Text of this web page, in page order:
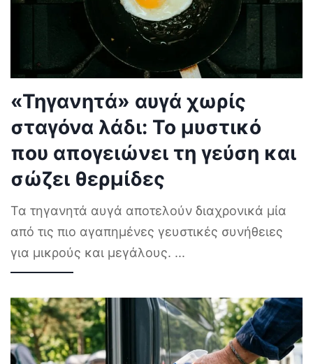
«Τηγανητά» αυγά χωρίς
σταγόνα λάδι: Το μυστικό
που απογειώνει τη γεύση και
σώζει θερμίδες
Τα τηγανητά αυγά αποτελούν διαχρονικά μία
από τις πιο αγαπημένες γευστικές συνήθειες
για μικρούς και μεγάλους. ...